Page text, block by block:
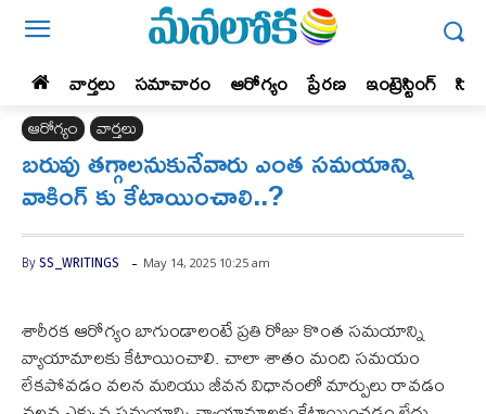
వార్తలు సమాచారం ఆరోగ్యం ప్రేర‌ణ‌ ఇంట్రెస్టింగ్‌
ఆరోగ్యం వార్తలు
బరువు తగ్గాలనుకునేవారు ఎంత సమయాన్ని
వాకింగ్ కు కేటాయించాలి..?
By SS_WRITINGS - May 14, 2025 10:25 am
శారీరక ఆరోగ్యం బాగుండాలంటే ప్రతి రోజు కొంత సమయాన్ని
వ్యాయామాలకు కేటాయించాలి. చాలా శాతం మంది సమయం
లేకపోవడం వలన మరియు జీవన విధానంలో మార్పులు రావడం